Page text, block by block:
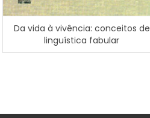
Da vida à vivência: conceitos de
linguística fabular